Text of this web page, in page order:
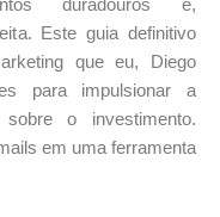
duradouros e,
Este guia definitivo
que eu, Diego
para impulsionar a
o investimento.
em uma ferramenta